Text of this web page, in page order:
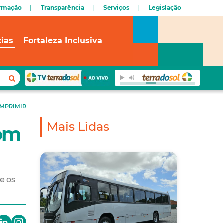
Transparência Serviços Legislação
Fortaleza Inclusiva
os
Mais Lidas